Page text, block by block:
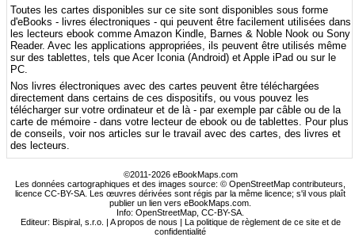
Toutes les cartes disponibles sur ce site sont disponibles sous forme
d'eBooks - livres électroniques - qui peuvent être facilement utilisées dans
les lecteurs ebook comme Amazon Kindle, Barnes & Noble Nook ou Sony
Reader. Avec les applications appropriées, ils peuvent être utilisés même
sur des tablettes, tels que Acer Iconia (Android) et Apple iPad ou sur le
PC.
Nos livres électroniques avec des cartes peuvent être téléchargées
directement dans certains de ces dispositifs, ou vous pouvez les
télécharger sur votre ordinateur et de là - par exemple par câble ou de la
carte de mémoire - dans votre lecteur de ebook ou de tablettes. Pour plus
de conseils, voir nos articles sur le travail avec des cartes, des livres et
des lecteurs.
©2011-2026 eBookMaps.com
Les données cartographiques et des images source: © OpenStreetMap contributeurs,
licence CC-BY-SA. Les œuvres dérivées sont régis par la même licence; s'il vous plaît
publier un lien vers eBookMaps.com.
Info:OpenStreetMap ,CC-BY-SA
Editeur: Bispiral, s.r.o. | A propos de nous | La politique de règlement de ce site et de
confidentialité